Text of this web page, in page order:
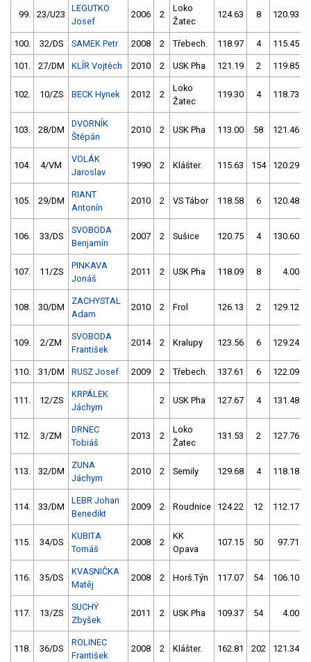
99. 23/U23
LEGUTKO
Josef
2006 2
Loko
Žatec
124.63 8 120.93
100. 32/DS SAMEK Petr 2008 2 Třebech. 118.97 4 115.45
101. 27/DM KLÍR Vojtěch 2010 2 USK Pha 121.19 2 119.85
102. 10/ZS BECK Hynek 2012 2
Loko
Žatec
119.30 4 118.73
103. 28/DM
DVORNÍK
Štěpán
2010 2 USK Pha 113.00 58 121.46
104. 4/VM
VOLÁK
Jaroslav
1990 2 Klášter. 115.63 154 120.29
105. 29/DM
RIANT
Antonín
2010 2 VS Tábor 118.58 6 120.48
106. 33/DS
SVOBODA
Benjamín
2007 2 Sušice 120.75 4 130.60
107. 11/ZS
PINKAVA
Jonáš
2011 2 USK Pha 118.09 8 4.00
108. 30/DM
ZACHYSTAL
Adam
2010 2 Frol 126.13 2 129.12
109. 2/ZM
SVOBODA
František
2014 2 Kralupy 123.56 6 129.24
110. 31/DM RUSZ Josef 2009 2 Třebech. 137.61 6 122.09
111. 12/ZS
KRPÁLEK
Jáchym
2 USK Pha 127.67 4 131.48
112. 3/ZM
DRNEC
Tobiáš
2013 2
Loko
Žatec
131.53 2 127.76
113. 32/DM
ZUNA
Jáchym
2010 2 Semily 129.68 4 118.18
114. 33/DM
LEBR Johan
Benedikt
2009 2 Roudnice 124.22 12 112.17
115. 34/DS
KUBITA
Tomáš
2008 2
KK
Opava
107.15 50 97.71
116. 35/DS
KVASNIČKA
Matěj
2008 2 Horš.Týn 117.07 54 106.10
117. 13/ZS
SUCHÝ
Zbyšek
2011 2 USK Pha 109.37 54 4.00
118. 36/DS
ROLINEC
František
2008 2 Klášter. 162.81 202 121.34